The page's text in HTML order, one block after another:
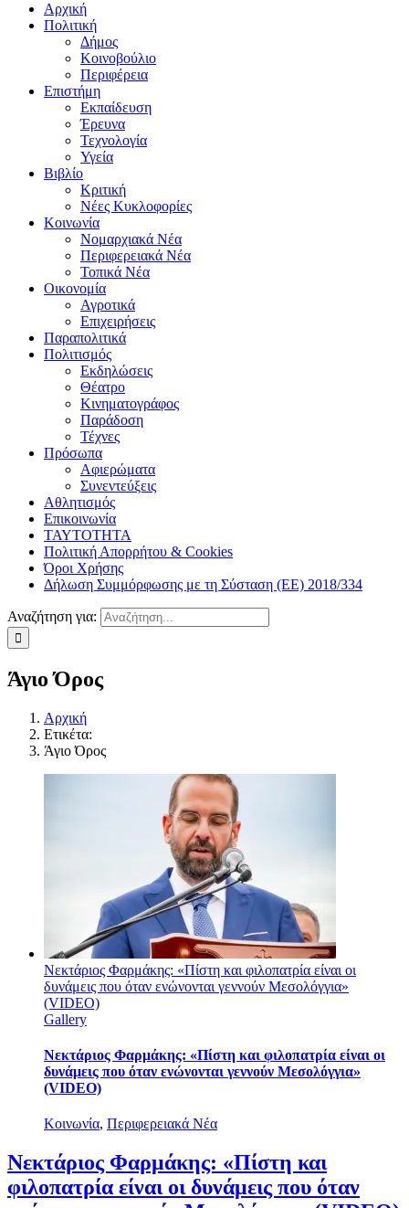
Αρχική
Πολιτική
Δήμος
Κοινοβούλιο
Περιφέρεια
Επιστήμη
Εκπαίδευση
Έρευνα
Τεχνολογία
Υγεία
Βιβλίο
Κριτική
Νέες Κυκλοφορίες
Κοινωνία
Νομαρχιακά Νέα
Περιφερειακά Νέα
Τοπικά Νέα
Οικονομία
Αγροτικά
Επιχειρήσεις
Παραπολιτικά
Πολιτισμός
Εκδηλώσεις
Θέατρο
Κινηματογράφος
Παράδοση
Τέχνες
Πρόσωπα
Αφιερώματα
Συνεντεύξεις
Αθλητισμός
Επικοινωνία
ΤΑΥΤΟΤΗΤΑ
Πολιτική Απορρήτου & Cookies
Όροι Χρήσης
Δήλωση Συμμόρφωσης με τη Σύσταση (ΕΕ) 2018/334
Αναζήτηση για:
Άγιο Όρος
Αρχική
Ετικέτα:
Άγιο Όρος
Νεκτάριος Φαρμάκης: «Πίστη και φιλοπατρία είναι οι
δυνάμεις που όταν ενώνονται γεννούν Μεσολόγγια»
(VIDEO)
Gallery
Νεκτάριος Φαρμάκης: «Πίστη και φιλοπατρία είναι οι
δυνάμεις που όταν ενώνονται γεννούν Μεσολόγγια»
(VIDEO)
Κοινωνία, Περιφερειακά Νέα
Νεκτάριος Φαρμάκης: «Πίστη και
φιλοπατρία είναι οι δυνάμεις που όταν